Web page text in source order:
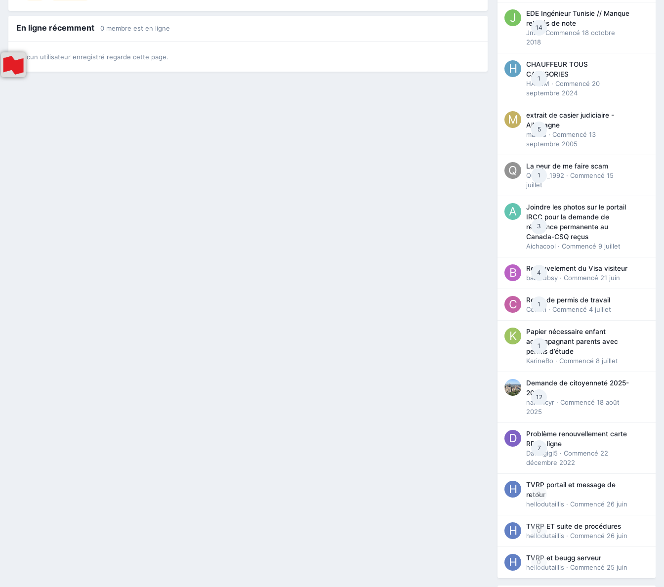
En ligne récemment 0 membre est en ligne
Aucun utilisateur enregistré regarde cette page.
14
EDE Ingénieur Tunisie // Manque
relevés de note
Jmili
· Commencé 18 octobre
2018
1
CHAUFFEUR TOUS
CATEGORIES
HAZEM · Commencé 20
septembre 2024
5
extrait de casier judiciaire -
Allemagne
maries · Commencé 13
septembre 2005
1
La peur de me faire scam
Queen_1992 · Commencé 15
juillet
3
Joindre les photos sur le portail
IRCC pour la demande de
résidence permanente au
Canada-CSQ reçus
Aichacool · Commencé 9 juillet
4
Renouvelement du Visa visiteur
babibubsy · Commencé 21 juin
1
Refus de permis de travail
Cedbri · Commencé 4 juillet
1
Papier nécessaire enfant
accompagnant parents avec
permis d’étude
KarineBo · Commencé 8 juillet
12
Demande de citoyenneté 2025-
2026
nanancyr · Commencé 18 août
2025
7
Problème renouvellement carte
RP en ligne
Davidgigi5 · Commencé 22
décembre 2022
0
TVRP portail et message de
retour
hellodutaillis · Commencé 26 juin
0
TVRP ET suite de procédures
hellodutaillis · Commencé 26 juin
0
TVRP et beugg serveur
hellodutaillis · Commencé 25 juin